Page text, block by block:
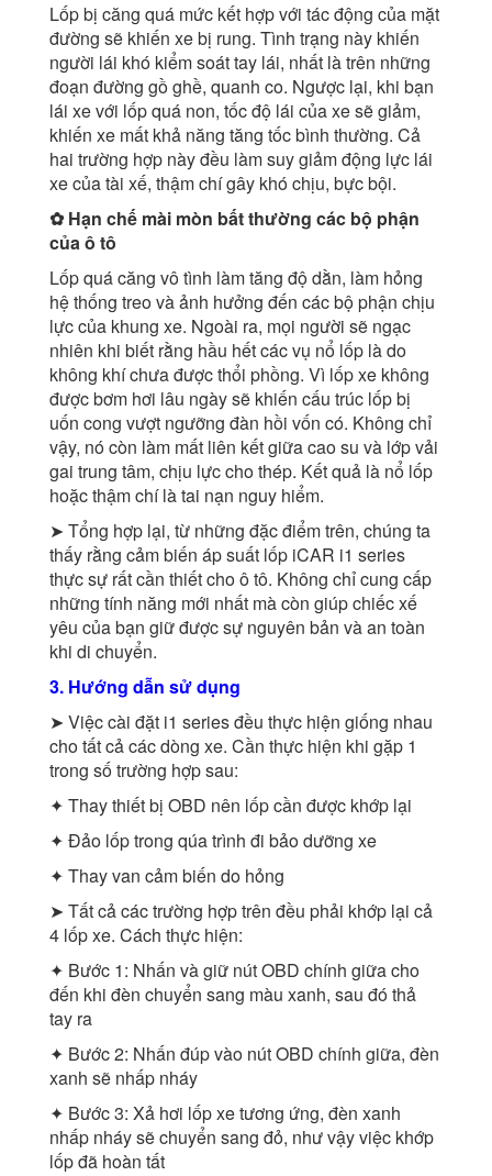
Lốp bị căng quá mức kết hợp với tác động của mặt
đường sẽ khiến xe bị rung. Tình trạng này khiến
người lái khó kiểm soát tay lái, nhất là trên những
đoạn đường gồ ghề, quanh co. Ngược lại, khi bạn
lái xe với lốp quá non, tốc độ lái của xe sẽ giảm,
khiến xe mất khả năng tăng tốc bình thường. Cả
hai trường hợp này đều làm suy giảm động lực lái
xe của tài xế, thậm chí gây khó chịu, bực bội.
✿ Hạn chế mài mòn bất thường các bộ phận
của ô tô
Lốp quá căng vô tình làm tăng độ dằn, làm hỏng
hệ thống treo và ảnh hưởng đến các bộ phận chịu
lực của khung xe. Ngoài ra, mọi người sẽ ngạc
nhiên khi biết rằng hầu hết các vụ nổ lốp là do
không khí chưa được thổi phồng. Vì lốp xe không
được bơm hơi lâu ngày sẽ khiến cấu trúc lốp bị
uốn cong vượt ngưỡng đàn hồi vốn có. Không chỉ
vậy, nó còn làm mất liên kết giữa cao su và lớp vải
gai trung tâm, chịu lực cho thép. Kết quả là nổ lốp
hoặc thậm chí là tai nạn nguy hiểm.
➤ Tổng hợp lại, từ những đặc điểm trên, chúng ta
thấy rằng cảm biến áp suất lốp iCAR i1 series
thực sự rất cần thiết cho ô tô. Không chỉ cung cấp
những tính năng mới nhất mà còn giúp chiếc xế
yêu của bạn giữ được sự nguyên bản và an toàn
khi di chuyển.
3. Hướng dẫn sử dụng
➤ Việc cài đặt i1 series đều thực hiện giống nhau
cho tất cả các dòng xe. Cần thực hiện khi gặp 1
trong số trường hợp sau:
✦ Thay thiết bị OBD nên lốp cần được khớp lại
✦ Đảo lốp trong qúa trình đi bảo dưỡng xe
✦ Thay van cảm biến do hỏng
➤ Tất cả các trường hợp trên đều phải khớp lại cả
4 lốp xe. Cách thực hiện:
✦ Bước 1: Nhấn và giữ nút OBD chính giữa cho
đến khi đèn chuyển sang màu xanh, sau đó thả
tay ra
✦ Bước 2: Nhấn đúp vào nút OBD chính giữa, đèn
xanh sẽ nhấp nháy
✦ Bước 3: Xả hơi lốp xe tương ứng, đèn xanh
nhấp nháy sẽ chuyển sang đỏ, như vậy việc khớp
lốp đã hoàn tất